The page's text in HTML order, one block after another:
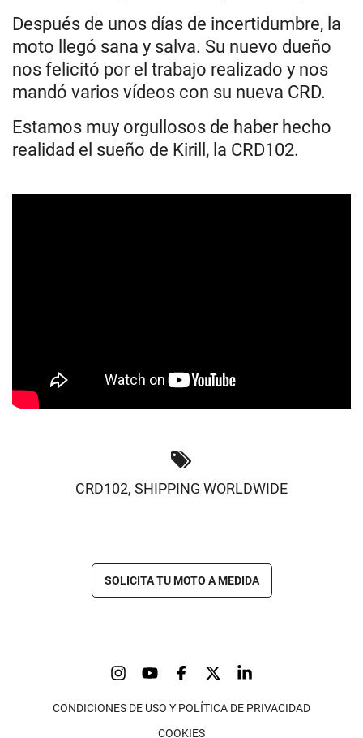
Después de unos días de incertidumbre, la
moto llegó sana y salva. Su nuevo dueño
nos felicitó por el trabajo realizado y nos
mandó varios vídeos con su nueva CRD.
Estamos muy orgullosos de haber hecho
realidad el sueño de Kirill, la CRD102.
CRD102, SHIPPING WORLDWIDE
SOLICITA TU MOTO A MEDIDA
CONDICIONES DE USO Y POLÍTICA DE PRIVACIDAD
COOKIES